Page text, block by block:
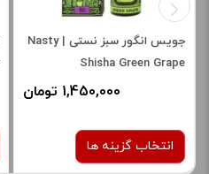
جویس انگور سبز نستی | Nasty
Shisha Green Grape
1,450,000 تومان
انتخاب گزینه ها